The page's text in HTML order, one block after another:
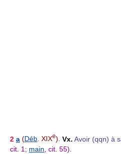
2 a (Déb . XIXe). Vx. Avoir (qqn) à
cit. 1; main , cit. 55).